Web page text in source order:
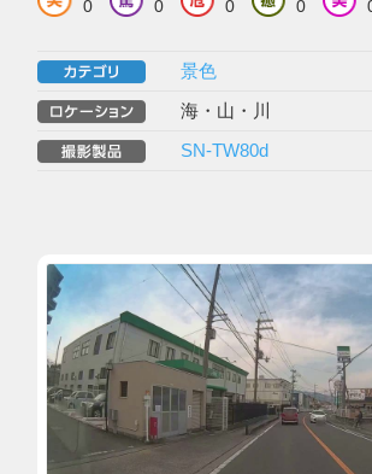
0 0 0 0
景色
海・山・川
SN-TW80d